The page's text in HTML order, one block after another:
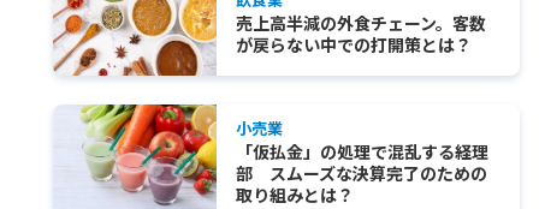
売上高半減の外食チェーン。客数
が戻らない中での打開策とは？
小売業
「仮払金」の処理で混乱する経理
部 スムーズな決算完了のための
取り組みとは？